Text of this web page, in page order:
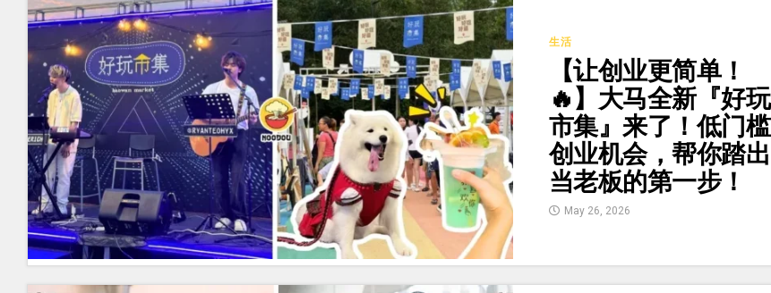
生活
【让创业更简单！
🔥】大马全新『好玩
市集』来了！低门槛
创业机会，帮你踏出
当老板的第一步！
May 26, 2026